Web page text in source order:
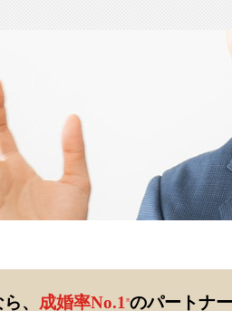
、 成婚率No.1 ※のパートナ